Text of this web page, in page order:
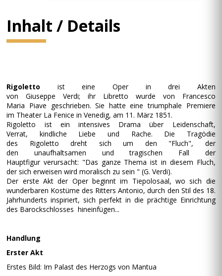
Inhalt / Details
Rigoletto ist eine Oper in drei Akten
von Giuseppe Verdi; ihr Libretto wurde von Francesco
Maria Piave geschrieben. Sie hatte eine triumphale Premiere
im Theater La Fenice in Venedig, am 11. März 1851.
Rigoletto ist ein intensives Drama über Leidenschaft,
Verrat, kindliche Liebe und Rache. Die Tragödie
des Rigoletto dreht sich um den "Fluch", der
den unaufhaltsamen und tragischen Fall der
Hauptfigur verursacht: "Das ganze Thema ist in diesem Fluch,
der sich erweisen wird moralisch zu sein " (G. Verdi).
Der erste Akt der Oper beginnt im Tiepolosaal, wo sich die
wunderbaren Kostüme des Ritters Antonio, durch den Stil des 18.
Jahrhunderts inspiriert, sich perfekt in die prächtige Einrichtung
des Barockschlosses hineinfügen...
Handlung
Erster Akt
Erstes Bild: Im Palast des Herzogs von Mantua